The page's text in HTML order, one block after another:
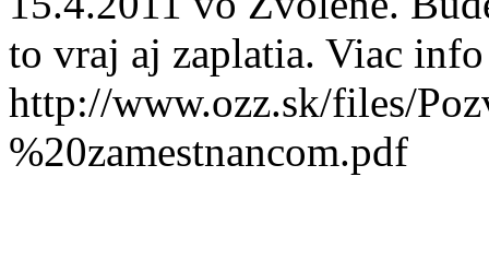
to vraj aj zaplatia. Viac
http://www.ozz.sk/files/
%20zamestnancom.pdf